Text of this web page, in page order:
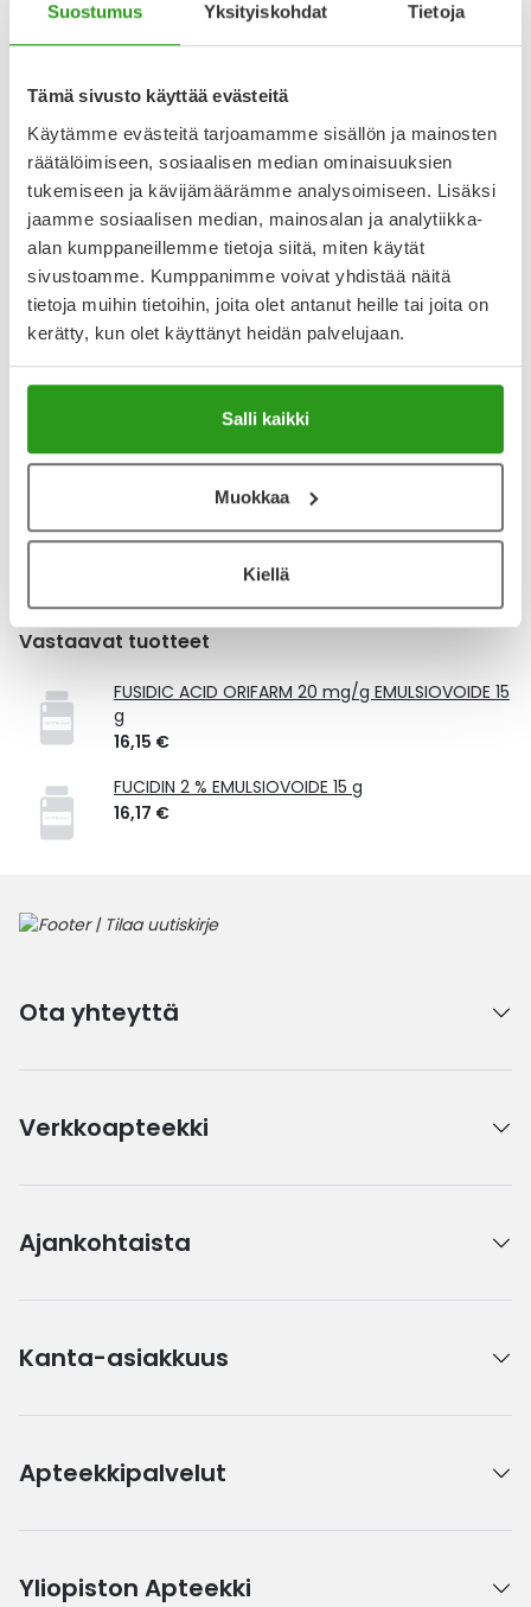
Suostumus Yksityiskohdat Tietoja
Tämä sivusto käyttää evästeitä
Käytämme evästeitä tarjoamamme sisällön ja mainosten
räätälöimiseen, sosiaalisen median ominaisuuksien
tukemiseen ja kävijämäärämme analysoimiseen. Lisäksi
jaamme sosiaalisen median, mainosalan ja analytiikka-
alan kumppaneillemme tietoja siitä, miten käytät
sivustoamme. Kumppanimme voivat yhdistää näitä
tietoja muihin tietoihin, joita olet antanut heille tai joita on
kerätty, kun olet käyttänyt heidän palvelujaan.
Salli kaikki
Muokkaa
Kiellä
Katso kaikki FUCIDIN PARANOVA-tuotteet
YA-muistuttaja
Muistuttajan avulla pidät huolen, että tilaat tarvitsemasi
tuotteet ajoissa, eivätkä ne lopu kesken.
Lisää tuote muistuttajaan
Lue lisää muistuttajasta
Kela-korvattavuus ja reseptin toimitusmaksu
Tämä tuote ei ole Kela-korvattava. Reseptin
Vastaavat tuotteet
FUSIDIC ACID ORIFARM 20 mg/g EMULSIOVOIDE 15
g
16,15 €
FUCIDIN 2 % EMULSIOVOIDE 15 g
16,17 €
Ota yhteyttä
Verkkoapteekki
Ajankohtaista
Kanta-asiakkuus
Apteekkipalvelut
Yliopiston Apteekki